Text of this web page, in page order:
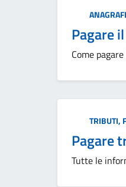
Categoria:
Pagare
Come
Categoria:
TRIBUTI,
Pagare
Tutte le